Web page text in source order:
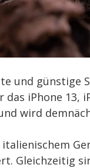
und günstige
iPhone 13,
wird
italienischem
Gleichzeitig